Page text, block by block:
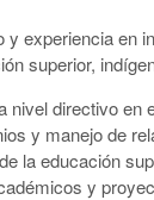
y experiencia en
superior,
nivel directivo
y manejo de
la educación
y